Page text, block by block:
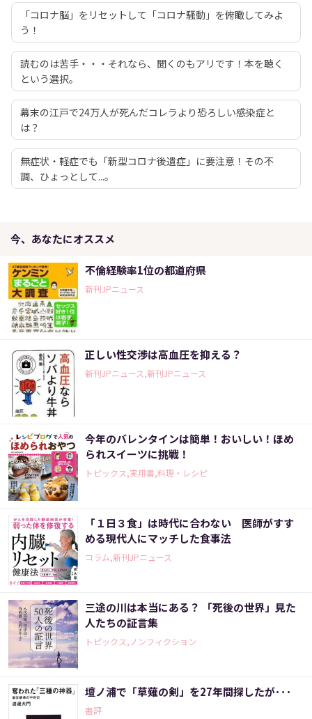
「コロナ脳」をリセットして「コロナ騒動」を俯瞰してみよ
う！
読むのは苦手・・・それなら、聞くのもアリです！本を聴く
という選択。
幕末の江戸で24万人が死んだコレラより恐ろしい感染症と
は？
無症状・軽症でも「新型コロナ後遺症」に要注意！その不
調、ひょっとして...。
今、あなたにオススメ
不倫経験率1位の都道府県
新刊JPニュース
正しい性交渉は高血圧を抑える？
新刊JPニュース,新刊JPニュース
今年のバレンタインは簡単！おいしい！ほめ
られスイーツに挑戦！
トピックス,実用書,料理・レシピ
「１日３食」は時代に合わない 医師がすす
める現代人にマッチした食事法
コラム,新刊JPニュース
三途の川は本当にある？ 「死後の世界」見た
人たちの証言集
トピックス,ノンフィクション
壇ノ浦で「草薙の剣」を27年間探したが･･･
書評